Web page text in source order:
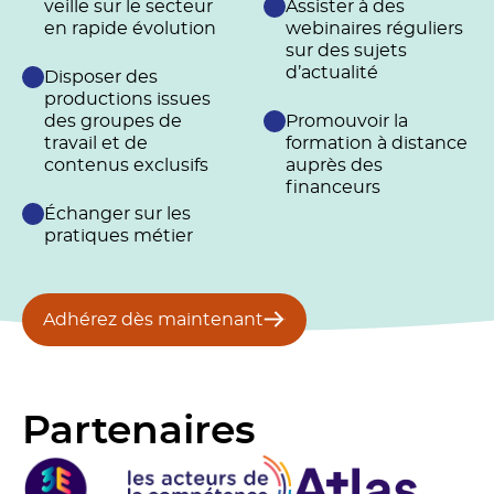
veille sur le secteur
en rapide évolution
Disposer des
productions issues
des groupes de
travail et de
contenus exclusifs
Échanger sur les
pratiques métier
Assister à des
webinaires réguliers
sur des sujets
d’actualité
Promouvoir la
formation à distance
auprès des
financeurs
Adhérez dès maintenant
Partenaires